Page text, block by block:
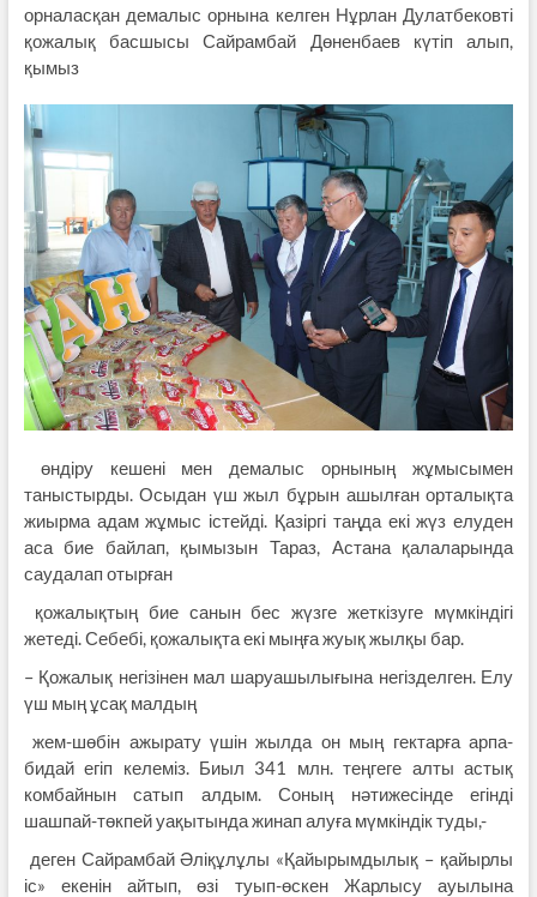
орналасқан демалыс орнына келген Нұрлан Дулатбековті
қожалық басшысы Сайрамбай Дөненбаев күтіп алып,
қымыз
өндіру кешені мен демалыс орнының жұмысымен
таныстырды. Осыдан үш жыл бұрын ашылған орталықта
жиырма адам жұмыс істейді. Қазіргі таңда екі жүз елуден
аса бие байлап, қымызын Тараз, Астана қалаларында
саудалап отырған
қожалықтың бие санын бес жүзге жеткізуге мүмкіндігі
жетеді. Себебі, қожалықта екі мыңға жуық жылқы бар.
– Қожалық негізінен мал шаруашылығына негізделген. Елу
үш мың ұсақ малдың
жем-шөбін ажырату үшін жылда он мың гектарға арпа-
бидай егіп келеміз. Биыл 341 млн. теңгеге алты астық
комбайнын сатып алдым. Соның нәтижесінде егінді
шашпай-төкпей уақытында жинап алуға мүмкіндік туды,-
деген Сайрамбай Әліқұлұлы «Қайырымдылық – қайырлы
іс» екенін айтып, өзі туып-өскен Жарлысу ауылына